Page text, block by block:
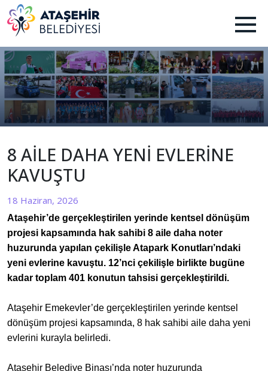
8 AİLE DAHA YENİ EVLERİNE
KAVUŞTU
18 Haziran, 2026
Ataşehir’de gerçekleştirilen yerinde kentsel dönüşüm
projesi kapsamında hak sahibi 8 aile daha noter
huzurunda yapılan çekilişle Atapark Konutları’ndaki
yeni evlerine kavuştu. 12’nci çekilişle birlikte bugüne
kadar toplam 401 konutun tahsisi gerçekleştirildi.
Ataşehir Emekevler’de gerçekleştirilen yerinde kentsel
dönüşüm projesi kapsamında, 8 hak sahibi aile daha yeni
evlerini kurayla belirledi.
Ataşehir Belediye Binası’nda noter huzurunda